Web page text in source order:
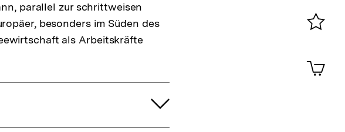
parallel zur schrittweisen
besonders im Süden des
als Arbeitskräfte